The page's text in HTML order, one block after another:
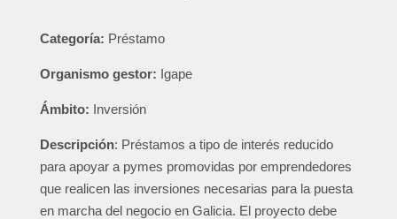
Categoría: Préstamo
Organismo gestor: Igape
Ámbito: Inversión
Descripción: Préstamos a tipo de interés reducido
para apoyar a pymes promovidas por emprendedores
que realicen las inversiones necesarias para la puesta
en marcha del negocio en Galicia. El proyecto debe